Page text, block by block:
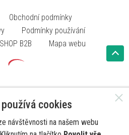
Obchodní podmínky
Podmínky používání
B2B
Mapa webu
cookies
návštěvnosti na našem webu